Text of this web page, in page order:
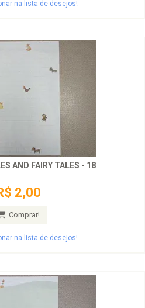
na lista de desejos!
AND FAIRY TALES - 18
2,00
Comprar!
na lista de desejos!